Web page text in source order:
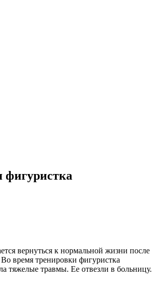
фигуристка
вернуться к нормальной жизни после
время тренировки фигуристка
тяжелые травмы. Ее отвезли в больницу.